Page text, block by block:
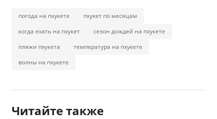
погода на пхукете
пхукет по месяцам
когда ехать на пхукет
сезон дождей на пхукете
пляжи пхукета
температура на пхукете
волны на пхукете
Читайте также